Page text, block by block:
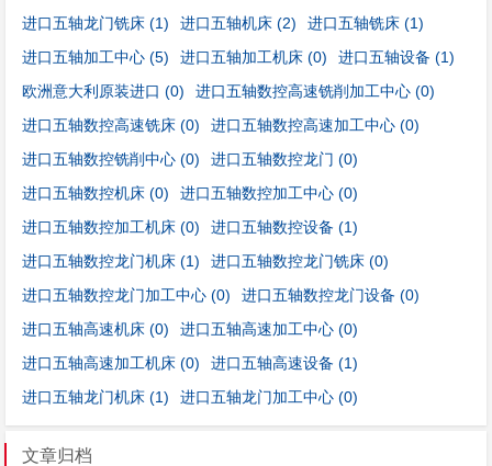
进口五轴龙门铣床 (1) 进口五轴机床 (2) 进口五轴铣床 (1)
进口五轴加工中心 (5) 进口五轴加工机床 (0) 进口五轴设备 (1)
欧洲意大利原装进口 (0) 进口五轴数控高速铣削加工中心 (0)
进口五轴数控高速铣床 (0) 进口五轴数控高速加工中心 (0)
进口五轴数控铣削中心 (0) 进口五轴数控龙门 (0)
进口五轴数控机床 (0) 进口五轴数控加工中心 (0)
进口五轴数控加工机床 (0) 进口五轴数控设备 (1)
进口五轴数控龙门机床 (1) 进口五轴数控龙门铣床 (0)
进口五轴数控龙门加工中心 (0) 进口五轴数控龙门设备 (0)
进口五轴高速机床 (0) 进口五轴高速加工中心 (0)
进口五轴高速加工机床 (0) 进口五轴高速设备 (1)
进口五轴龙门机床 (1) 进口五轴龙门加工中心 (0)
文章归档